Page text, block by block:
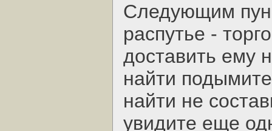
Следующим
распутье -
доставить ему
найти
найти не
увидите еще